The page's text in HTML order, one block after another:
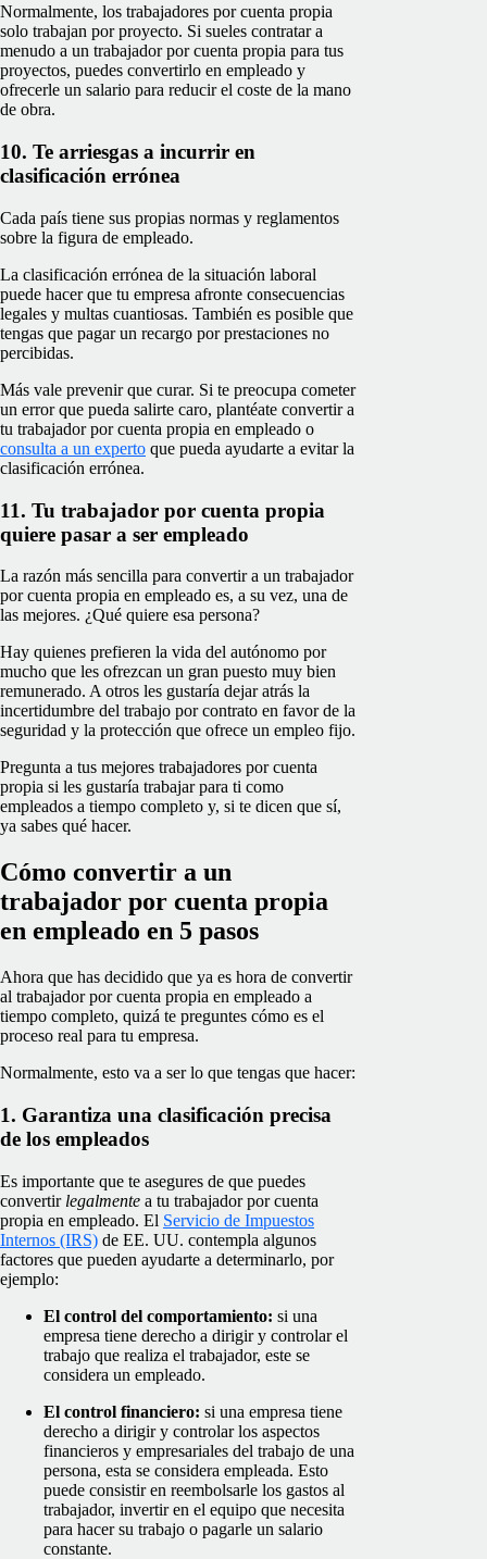
Normalmente, los trabajadores por cuenta propia
solo trabajan por proyecto. Si sueles contratar a
menudo a un trabajador por cuenta propia para tus
proyectos, puedes convertirlo en empleado y
ofrecerle un salario para reducir el coste de la mano
de obra.
10. Te arriesgas a incurrir en
clasificación errónea
Cada país tiene sus propias normas y reglamentos
sobre la figura de empleado.
La clasificación errónea de la situación laboral
puede hacer que tu empresa afronte consecuencias
legales y multas cuantiosas. También es posible que
tengas que pagar un recargo por prestaciones no
percibidas.
Más vale prevenir que curar. Si te preocupa cometer
un error que pueda salirte caro, plantéate convertir a
tu trabajador por cuenta propia en empleado o
consulta a un experto que pueda ayudarte a evitar la
clasificación errónea.
11. Tu trabajador por cuenta propia
quiere pasar a ser empleado
La razón más sencilla para convertir a un trabajador
por cuenta propia en empleado es, a su vez, una de
las mejores. ¿Qué quiere esa persona?
Hay quienes prefieren la vida del autónomo por
mucho que les ofrezcan un gran puesto muy bien
remunerado. A otros les gustaría dejar atrás la
incertidumbre del trabajo por contrato en favor de la
seguridad y la protección que ofrece un empleo fijo.
Pregunta a tus mejores trabajadores por cuenta
propia si les gustaría trabajar para ti como
empleados a tiempo completo y, si te dicen que sí,
ya sabes qué hacer.
Cómo convertir a un
trabajador por cuenta propia
en empleado en 5 pasos
Ahora que has decidido que ya es hora de convertir
al trabajador por cuenta propia en empleado a
tiempo completo, quizá te preguntes cómo es el
proceso real para tu empresa.
Normalmente, esto va a ser lo que tengas que hacer:
1. Garantiza una clasificación precisa
de los empleados
Es importante que te asegures de que puedes
convertir legalmente a tu trabajador por cuenta
propia en empleado. El Servicio de Impuestos
Internos (IRS) de EE. UU. contempla algunos
factores que pueden ayudarte a determinarlo, por
ejemplo:
El control del comportamiento: si una
empresa tiene derecho a dirigir y controlar el
trabajo que realiza el trabajador, este se
considera un empleado.
El control financiero: si una empresa tiene
derecho a dirigir y controlar los aspectos
financieros y empresariales del trabajo de una
persona, esta se considera empleada. Esto
puede consistir en reembolsarle los gastos al
trabajador, invertir en el equipo que necesita
para hacer su trabajo o pagarle un salario
constante.